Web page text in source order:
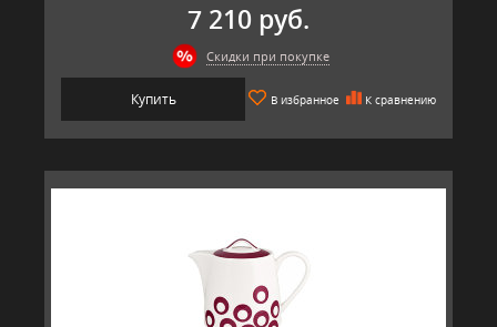
7 210 руб.
Скидки при покупке
Купить В избранное К сравнению